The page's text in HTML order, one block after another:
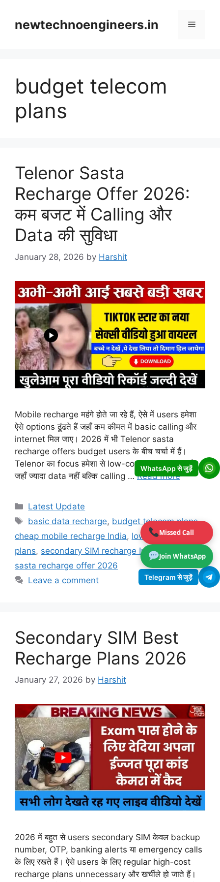
Missed Call
Join WhatsApp
contentnewtechnoengineers.in Menu
budget telecom
plans
Telenor Sasta
Recharge Offer 2026:
कम बजट में Calling और
Data की सुविधा
January 28, 2026 by Harshit
Mobile recharge महंगे होते जा रहे हैं, ऐसे में users हमेशा
ऐसे options ढूंढते हैं जहाँ कम कीमत में basic calling और
internet मिल जाए। 2026 में भी Telenor sasta
recharge offers budget users के बीच चर्चा में हैं।
Telenor का focus हमेशा से low-cost users पर रहा है,
जहाँ ज्यादा data नहीं बल्कि calling …Read more
Categories
Latest Update
Tags
basic data recharge, budget telecom plans,
cheap mobile recharge India, low cost calling
plans, secondary SIM recharge India
sasta recharge offer 2026
Leave a comment
Secondary SIM Best
Recharge Plans 2026
January 27, 2026 by Harshit
2026 में बहुत से users secondary SIM केवल backup
number, OTP, banking alerts या emergency calls
के लिए रखते हैं। ऐसे users के लिए regular high-cost
recharge plans unnecessary और खर्चीले हो जाते हैं।
WhatsApp से जुड़ें
Telegram से जुड़ें